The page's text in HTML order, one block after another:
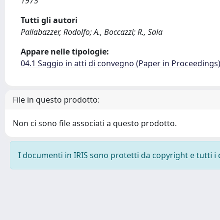
Tutti gli autori
Pallabazzer, Rodolfo; A., Boccazzi; R., Sala
Appare nelle tipologie:
04.1 Saggio in atti di convegno (Paper in Proceedings)
File in questo prodotto:
Non ci sono file associati a questo prodotto.
I documenti in IRIS sono protetti da copyright e tutti